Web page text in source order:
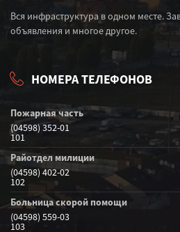
Вся инфраструктура в одном месте.
объявления и многое другое.
НОМЕРА ТЕЛЕФОНОВ
Пожарная часть
(04598) 352-01
101
Райотдел милиции
(04598) 402-02
102
Больница скорой помощи
(04598) 559-03
103